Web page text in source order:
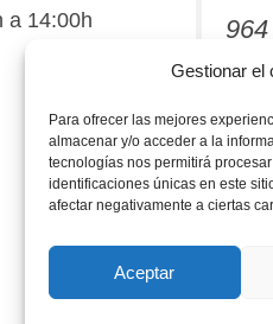
Gestionar el
Para ofrecer las mejores
almacenar y/o acceder a la
tecnologías nos permitirá
identificaciones únicas en este
afectar negativamente a ciertas
Aceptar
a 14:00h